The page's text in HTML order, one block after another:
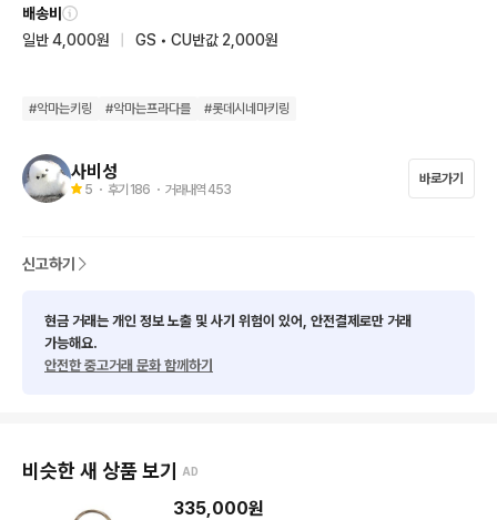
배송비
일반 4,000원
GS • CU반값 2,000원
#악마는키링 #악마는프라다를 #롯데시네마키링
사비성
5 ・ 후기 186 ・ 거래내역 453
바로가기
신고하기
현금 거래는 개인 정보 노출 및 사기 위험이 있어, 안전결제로만 거래
가능해요.
안전한 중고거래 문화 함께하기
비슷한 새 상품 보기 AD
335,000원